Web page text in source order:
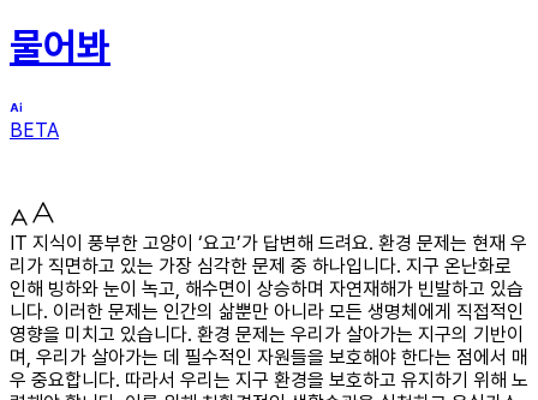
물어봐
BETA
IT 지식이 풍부한 고양이 ‘요고’가 답변해 드려요. 환경 문제는 현재 우
리가 직면하고 있는 가장 심각한 문제 중 하나입니다. 지구 온난화로
인해 빙하와 눈이 녹고, 해수면이 상승하며 자연재해가 빈발하고 있습
니다. 이러한 문제는 인간의 삶뿐만 아니라 모든 생명체에게 직접적인
영향을 미치고 있습니다. 환경 문제는 우리가 살아가는 지구의 기반이
며, 우리가 살아가는 데 필수적인 자원들을 보호해야 한다는 점에서 매
우 중요합니다. 따라서 우리는 지구 환경을 보호하고 유지하기 위해 노